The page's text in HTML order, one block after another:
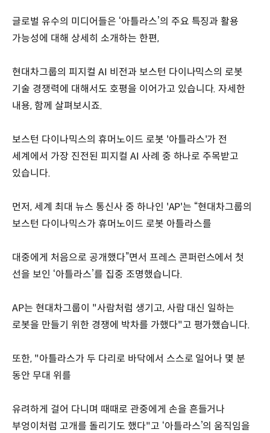
글로벌 유수의 미디어들은 ‘아틀라스’의 주요 특징과 활용
가능성에 대해 상세히 소개하는 한편,
현대차그룹의 피지컬 AI 비전과 보스턴 다이나믹스의 로봇
기술 경쟁력에 대해서도 호평을 이어가고 있습니다. 자세한
내용, 함께 살펴보시죠.
보스턴 다이나믹스의 휴머노이드 로봇 '아틀라스'가 전
세계에서 가장 진전된 피지컬 AI 사례 중 하나로 주목받고
있습니다.
먼저, 세계 최대 뉴스 통신사 중 하나인 'AP'는 “현대차그룹의
보스턴 다이나믹스가 휴머노이드 로봇 아틀라스를
대중에게 처음으로 공개했다”면서 프레스 콘퍼런스에서 첫
선을 보인 ‘아틀라스’를 집중 조명했습니다.
AP는 현대차그룹이 "사람처럼 생기고, 사람 대신 일하는
로봇을 만들기 위한 경쟁에 박차를 가했다"고 평가했습니다.
또한, "아틀라스가 두 다리로 바닥에서 스스로 일어나 몇 분
동안 무대 위를
유려하게 걸어 다니며 때때로 관중에게 손을 흔들거나
부엉이처럼 고개를 돌리기도 했다"고 ‘아틀라스’의 움직임을